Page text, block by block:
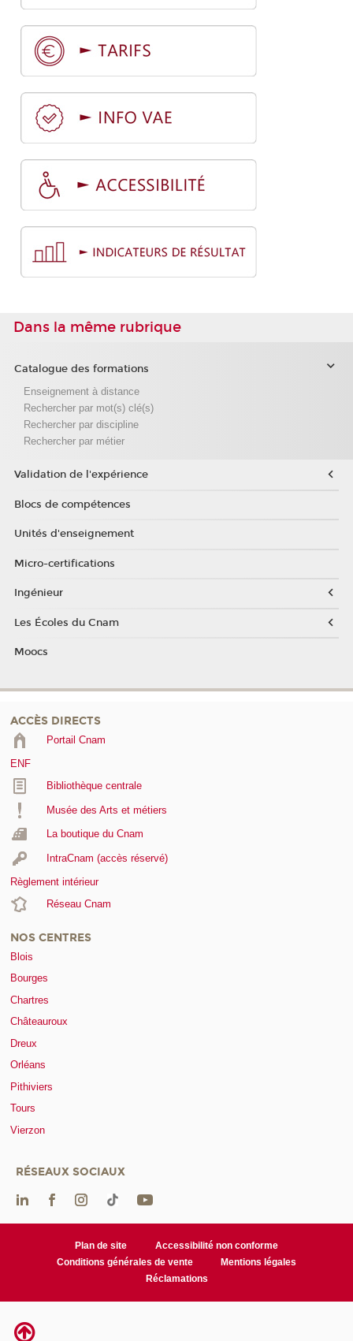
Dans la même rubrique
Catalogue des formations
Enseignement à distance
Rechercher par mot(s) clé(s)
Rechercher par discipline
Rechercher par métier
Validation de l'expérience
Blocs de compétences
Unités d'enseignement
Micro-certifications
Ingénieur
Les Écoles du Cnam
Moocs
ACCÈS DIRECTS
Portail Cnam
ENF
Bibliothèque centrale
Musée des Arts et métiers
La boutique du Cnam
IntraCnam (accès réservé)
Règlement intérieur
Réseau Cnam
NOS CENTRES
Blois
Bourges
Chartres
Châteauroux
Dreux
Orléans
Pithiviers
Tours
Vierzon
RÉSEAUX SOCIAUX
Plan de site
Accessibilité non conforme
Conditions générales de vente
Mentions légales
Réclamations